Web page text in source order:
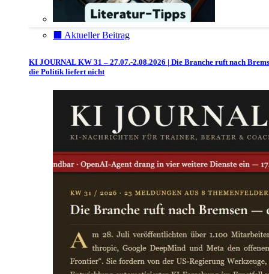
⬛️ Aktueller Beitrag
KI JOURNAL KW 31 – 27.07.-2.08.2026 | Die Branche ruft nach
die Politik liefert nicht